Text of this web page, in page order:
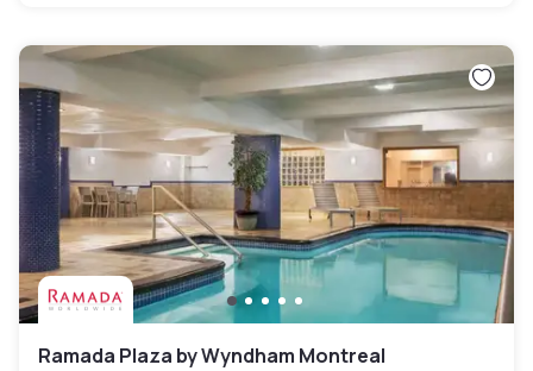
Ramada Plaza by Wyndham Montreal